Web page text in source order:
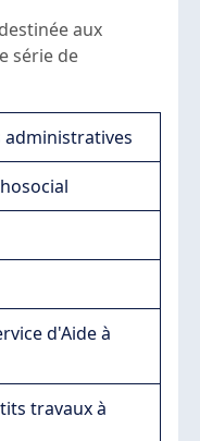
aux
série de
administratives
d'Aide à
travaux à